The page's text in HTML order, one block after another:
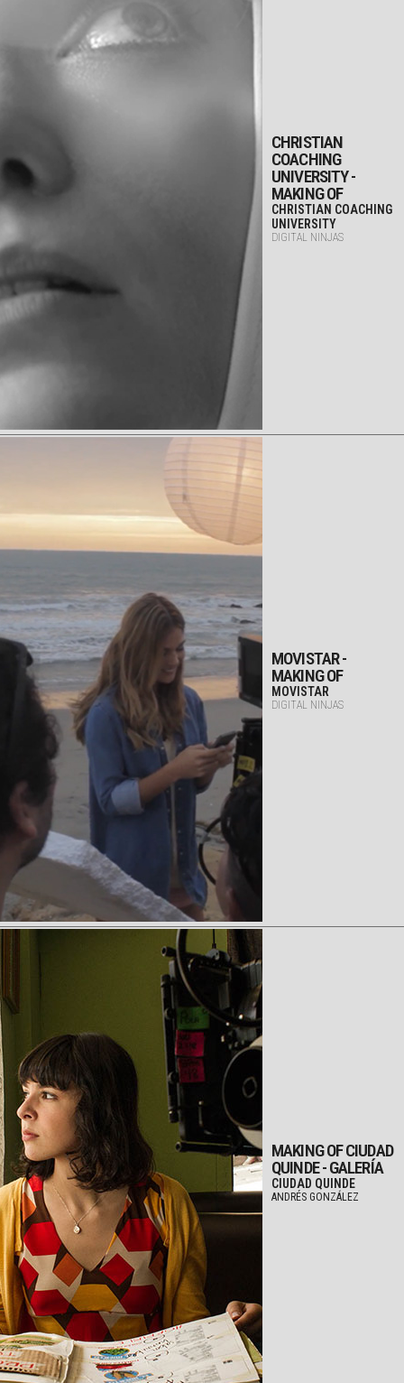
CHRISTIAN
COACHING
UNIVERSITY -
MAKING OF
CHRISTIAN COACHING
UNIVERSITY
DIGITAL NINJAS
MOVISTAR -
MAKING OF
MOVISTAR
DIGITAL NINJAS
MAKING OF CIUDAD
QUINDE - GALERÍA
CIUDAD QUINDE
ANDRÉS GONZÁLEZ